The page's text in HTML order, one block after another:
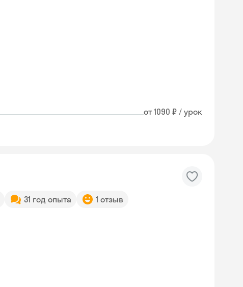
от 1090 ₽ / урок
31 год опыта 1 отзыв